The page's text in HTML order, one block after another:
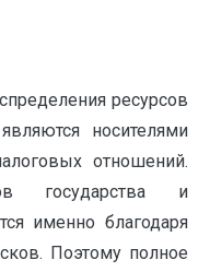
ресурсов
носителями
отношений.
государства и
именно благодаря
Поэтому полное